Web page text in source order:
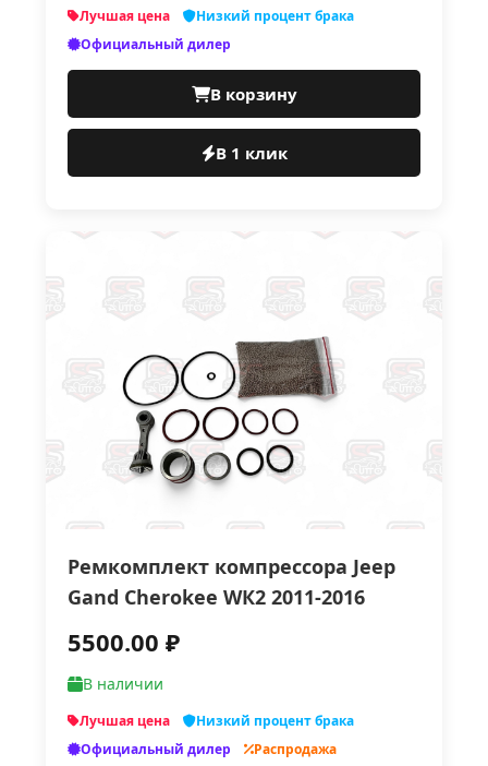
Лучшая цена
Низкий процент брака
Официальный дилер
В корзину
В 1 клик
Ремкомплект компрессора Jеер
Gаnd Сhеrоkее WК2 2011-2016
5500.00 ₽
В наличии
Лучшая цена
Низкий процент брака
Официальный дилер
Распродажа